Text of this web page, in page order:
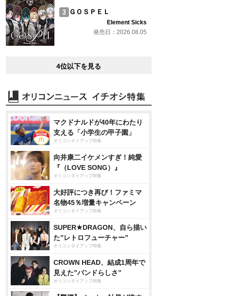
ＧＯＳＰＥＬ
Element Sicks
発売日：2026.08.05
4位以下を見る
マクドナルドが40年にわたり
支える「小学生の甲子園」
オリコンタイアップ特集
向井康二イケメンすぎ！純愛
『（LOVE SONG）』
オリコンタイアップ特集
大好評につき再び！ファミマ
名物45％増量キャンペーン
オリコンタイアップ特集
SUPER★DRAGON、自ら描い
た”レトロフューチャー”
オリコンタイアップ特集
CROWN HEAD、結成1周年で
見えた”バンドらしさ”
オリコンタイアップ特集